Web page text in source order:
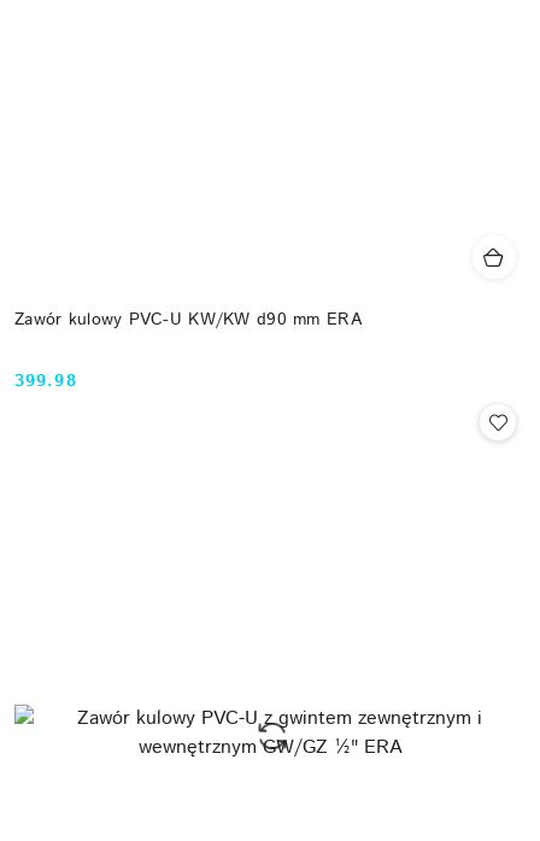
Zawór kulowy PVC-U KW/KW d90 mm ERA
Cena:
399.98